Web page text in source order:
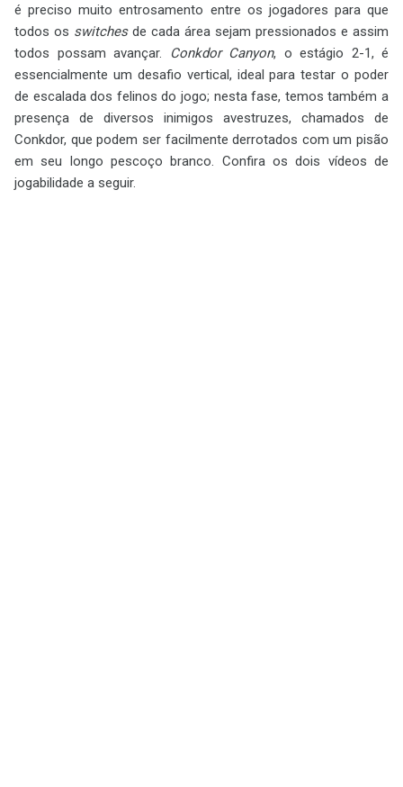
é preciso muito entrosamento entre os jogadores para que
todos os switchesde cada área sejam pressionados e assim
todos possam avançar.
Conkdor Canyon, o estágio 2-1, é
essencialmente um desafio vertical, ideal para testar o poder
de escalada dos felinos do jogo; nesta fase, temos também a
presença de diversos inimigos avestruzes, chamados de
Conkdor, que podem ser facilmente derrotados com um pisão
em seu longo pescoço branco. Confira os dois vídeos de
jogabilidade a seguir.